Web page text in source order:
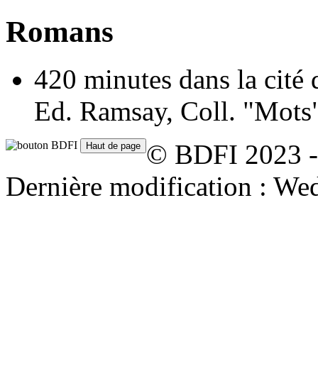
Romans
420 minutes dans la cité
Ed. Ramsay, Coll.
© BDFI 2023
Dernière modification :